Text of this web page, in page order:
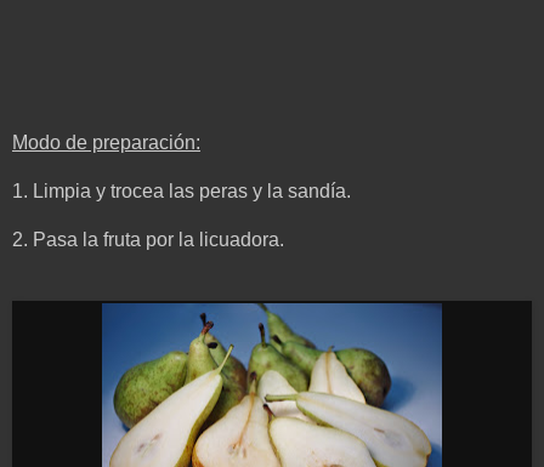
Modo de preparación:
1. Limpia y trocea las peras y la sandía.
2. Pasa la fruta por la licuadora.